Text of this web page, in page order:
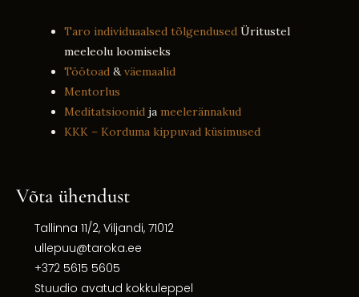
Taro individuaalsed tõlgendused Üritustel
meeleolu loomiseks
Töötoad &väemaalid
Mentorlus
Meditatsioonid ja meelerännakud
KKK – Korduma kippuvad küsimused
Võta ühendust
Tallinna 11/2, Viljandi, 71012
ullepuu@taroka.ee
+372 5615 5605
Stuudio avatud kokkuleppel